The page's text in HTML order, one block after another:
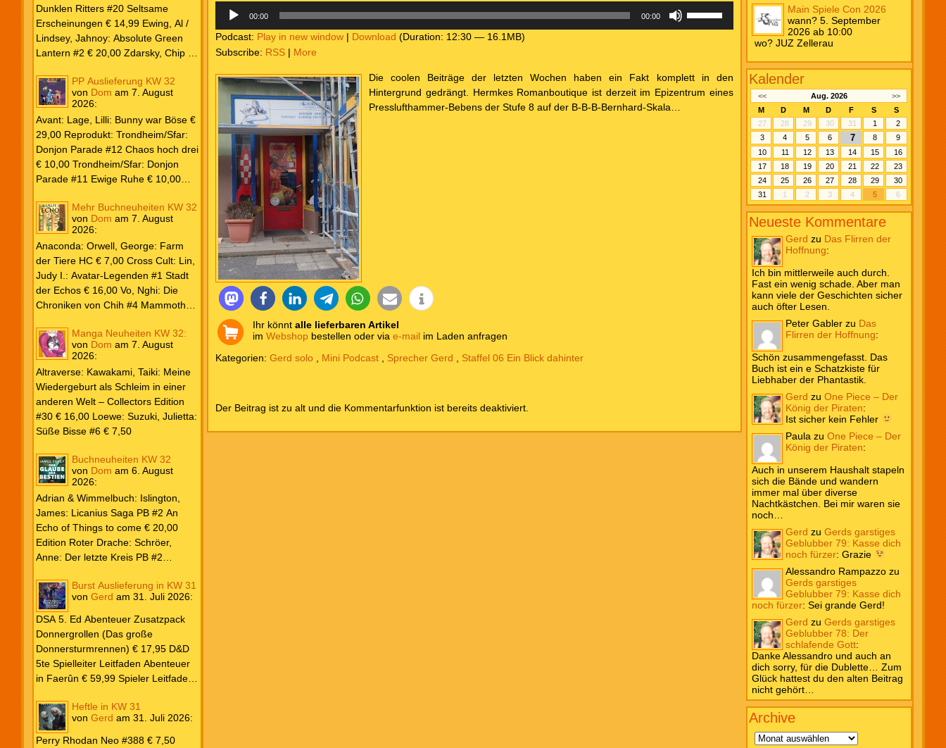
Dunklen Ritters #20 Seltsame
Erscheinungen € 14,99 Ewing, Al /
Lindsey, Jahnoy: Absolute Green
Lantern #2 € 20,00 Zdarsky, Chip /
Paperback #4 € 35,00 Watters, Dan;
Soy, Dexter: Nightwing 2024 #7 €
Rafa: Absolute Superman #5 € 9,99
Marvel: Marvel Origins Collection
HC #74 Daredevil 7 € 14,99 Ewing,
Al / Gomez, Carlos: Venom (2025)
#3 € 20,00 Andrews, Kaare /
Guggenheim, Marc: Spider-Man &
Wolverine #3 € 9,99 North, Ryan /
Carratu, Vincenzo: Hulk macht alles
kaputt! € 16,00 Ewing, Al / Walker,
Kevin / Various: Marvel – Schwarz
Weiß & Blut #8 … und Gedärme €
26,00 Buscema, Sal / Dematteis, J.
M.: Spektakuläre Spider-Man – Die
#31 € 5,99 Spider-Man 2025 #9
Angriff der Aliens € 7,99
PP Auslieferung KW 32
von Dom am 7. August
2026:
Avant: Lage, Lilli: Bunny war Böse €
29,00 Reprodukt: Trondheim/Sfar:
Donjon Parade #12 Chaos hoch drei
€ 10,00 Trondheim/Sfar: Donjon
Parade #11 Ewige Ruhe € 10,00
Neuedition € 35,00 Zauberstern
Comics: Ben’s Bande #4 Aug 2026
Mehr Buchneuheiten KW 32
von Dom am 7. August
2026:
Anaconda: Orwell, George: Farm
der Tiere HC € 7,00 Cross Cult: Lin,
Judy I.: Avatar-Legenden #1 Stadt
der Echos € 16,00 Vo, Nghi: Die
Chroniken von Chih #4 Mammoths
Drache: Schröer, Anne: Der letzte
Kreis PB #2 Erwachen € 18,00
Dragonblood Academy HC #2 …to
kill a Monster € 25,00 Heyne: Bähr,
Emily: Tainted Vows – Gods of New
Olympia PB € 17,00 Kim, Sophie:
Fate’s Thread-Reihe PB #2 Der Gott
und der Geist € 17,00 Vonnegut,
Kurt: Katzenwiege PB € 17,00
Corey, James: The Captive’s War
HC #2 Der Glaube der Bestien €
24,00 Piper: Yang, Neon: Die letzte
Tochter der Drachen PB € 18,00
Manga Neuheiten KW 32:
von Dom am 7. August
2026:
Altraverse: Kawakami, Taiki: Meine
Wiedergeburt als Schleim in einer
anderen Welt – Collectors Edition
#30 € 16,00 Loewe: Suzuki, Julietta:
Süße Bisse #6 € 7,50
Buchneuheiten KW 32
von Dom am 6. August
2026:
Adrian & Wimmelbuch: Islington,
James: Licanius Saga PB #2 An
Echo of Things to come € 20,00
Edition Roter Drache: Schröer,
Anne: Der letzte Kreis PB #2
Frank: Der Pandora-Zyklus PB #1
Die Reise nach Pandora € 16,00
Corey, James: The Captive’s War
HC #2 Der Glaube der Bestien €
24,00 Loewe: Suzuki, Julietta: Süße
Bisse #6 € 7,50
Burst Auslieferung in KW 31
von Gerd am 31. Juli 2026:
DSA 5. Ed Abenteuer Zusatzpack
Donnergrollen (Das große
Donnersturmrennen) € 17,95 D&D
5te Spielleiter Leitfaden Abenteuer
in Faerûn € 59,99 Spieler Leitfaden
Heftle in KW 31
von Gerd am 31. Juli 2026:
Perry Rhodan Neo #388 € 7,50
Audio-
Player
00:00 00:00
Hoch/Runter
benutzen,
zu
Podcast: Play in new window | Download (Duration: 12:30 — 16.1MB)
Subscribe: RSS | More
Die coolen Beiträge der letzten Wochen haben ein Fakt komplett in den
Hintergrund gedrängt. Hermkes Romanboutique ist derzeit im Epizentrum eines
Presslufthammer-Bebens der Stufe 8 auf der B-B-B-Bernhard-Skala…
Ihr könntalle lieferbaren Artikel
imWebshop bestellen oder viae-mail im Laden anfragen
Kategorien:Gerd solo , Mini Podcast , Sprecher Gerd , Staffel 06 Ein Blick dahinter
Der Beitrag ist zu alt und die Kommentarfunktion ist bereits deaktiviert.
Main Spiele Con 2026
wann? 5. September
2026 ab 10:00
wo? JUZ Zellerau
Kalender
<< Aug. 2026
>>
M
D M D F S
S
27
28 29 30 31 1
2
3
4 5 6 7 8
9
10
11 12 13 14 15
16
17
18 19 20 21 22
23
24
25 26 27 28 29
30
31
1 2 3 4 5 6
Neueste Kommentare
Gerd zu Das Flirren der
Hoffnung:
Ich bin mittlerweile auch durch.
Fast ein wenig schade. Aber man
kann viele der Geschichten sicher
auch öfter Lesen.
Peter Gabler zu Das
Flirren der Hoffnung:
Schön zusammengefasst. Das
Buch ist ein e Schatzkiste für
Liebhaber der Phantastik.
Gerd zuOne Piece – Der
König der Piraten:
Ist sicher kein Fehler
Paula zuOne Piece – Der
König der Piraten:
Auch in unserem Haushalt stapeln
sich die Bände und wandern
immer mal über diverse
Nachtkästchen. Bei mir waren sie
noch…
Gerd zuGerds garstiges
Geblubber 79: Kasse dich
noch fürzer:Grazie
Alessandro Rampazzo zu
Gerds garstiges
Geblubber 79: Kasse dich
noch fürzer:Sei grande Gerd!
Gerd zuGerds garstiges
Geblubber 78: Der
schlafende Gott:
Danke Alessandro und auch an
dich sorry, für die Dublette… Zum
Glück hattest du den alten Beitrag
nicht gehört…
Archive